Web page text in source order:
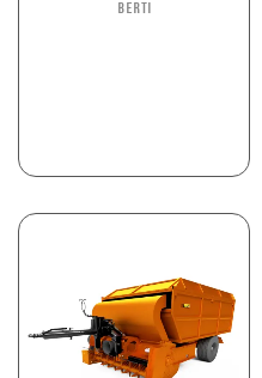
Berti